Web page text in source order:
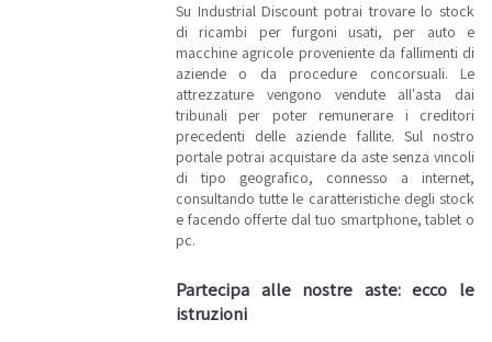
Su Industrial Discount potrai trovare lo stock
di ricambi per furgoni usati, per auto e
macchine agricole proveniente da fallimenti di
aziende o da procedure concorsuali. Le
attrezzature vengono vendute all'asta dai
tribunali per poter remunerare i creditori
precedenti delle aziende fallite. Sul nostro
portale potrai acquistare da aste senza vincoli
di tipo geografico, connesso a internet,
consultando tutte le caratteristiche degli stock
e facendo offerte dal tuo smartphone, tablet o
pc.
Partecipa alle nostre aste: ecco le
istruzioni